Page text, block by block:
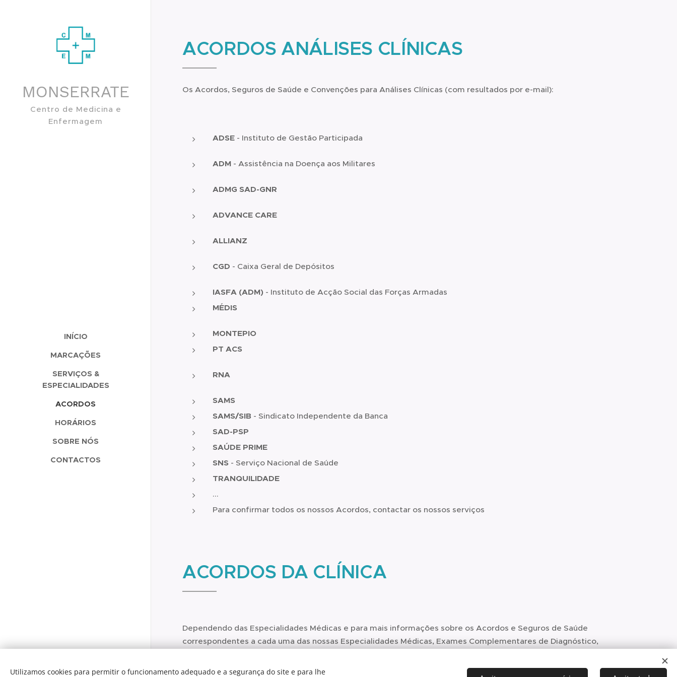
MONSERRATE
Centro de Medicina e
Enfermagem
INÍCIO
MARCAÇÕES
SERVIÇOS &
ESPECIALIDADES
ACORDOS
HORÁRIOS
SOBRE NÓS
CONTACTOS
ACORDOS ANÁLISES CLÍNICAS
Os Acordos, Seguros de Saúde e Convenções para Análises Clínicas (com resultados por e-mail):
ADSE - Instituto de Gestão Participada
ADM - Assistência na Doença aos Militares
ADMG SAD-GNR
ADVANCE CARE
ALLIANZ
CGD - Caixa Geral de Depósitos
IASFA (ADM) - Instituto de Acção Social das Forças Armadas
MÉDIS
MONTEPIO
PT ACS
RNA
SAMS
SAMS/SIB - Sindicato Independente da Banca
SAD-PSP
SAÚDE PRIME
SNS - Serviço Nacional de Saúde
TRANQUILIDADE
...
Para confirmar todos os nossos Acordos, contactar os nossos serviços
ACORDOS DA CLÍNICA
Dependendo das Especialidades Médicas e para mais informações sobre os Acordos e Seguros de Saúde
correspondentes a cada uma das nossas Especialidades Médicas, Exames Complementares de Diagnóstico,
Utilizamos cookies para permitir o funcionamento adequado e a segurança do site e para lhe